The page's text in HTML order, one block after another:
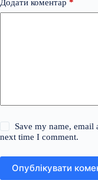
Додати коментар *
Save my name,
next time I comment.
Опублікувати